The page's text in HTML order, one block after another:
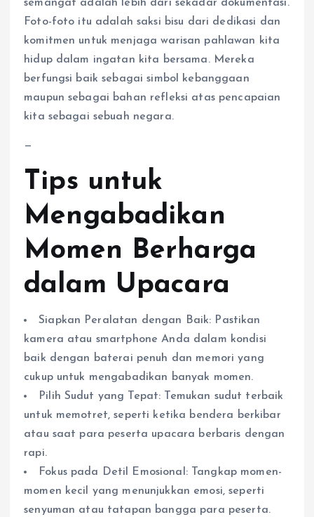
semangat adalah lebih dari sekadar dokumentasi.
Foto-foto itu adalah saksi bisu dari dedikasi dan
komitmen untuk menjaga warisan pahlawan kita
hidup dalam ingatan kita bersama. Mereka
berfungsi baik sebagai simbol kebanggaan
maupun sebagai bahan refleksi atas pencapaian
kita sebagai sebuah negara.
—
Tips untuk
Mengabadikan
Momen Berharga
dalam Upacara
Siapkan Peralatan dengan Baik: Pastikan
kamera atau smartphone Anda dalam kondisi
baik dengan baterai penuh dan memori yang
cukup untuk mengabadikan banyak momen.
Pilih Sudut yang Tepat: Temukan sudut terbaik
untuk memotret, seperti ketika bendera berkibar
atau saat para peserta upacara berbaris dengan
rapi.
Fokus pada Detil Emosional: Tangkap momen-
momen kecil yang menunjukkan emosi, seperti
senyuman atau tatapan bangga para peserta.